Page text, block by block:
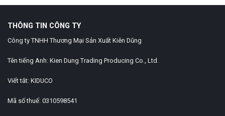
THÔNG TIN CÔNG TY
Công ty TNHH Thương Mại Sản Xuất Kiên Dũng
Tên tiếng Anh: Kien Dung Trading Producing Co., Ltd.
Viết tắt: KIDUCO
Mã số thuế: 0310598541